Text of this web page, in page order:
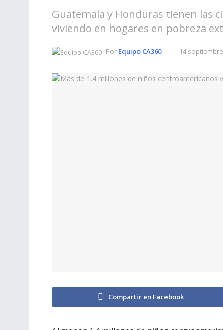
Guatemala y Honduras tienen las
viviendo en hogares en pobreza
Por Equipo CA360 14
Compartir en Facebook